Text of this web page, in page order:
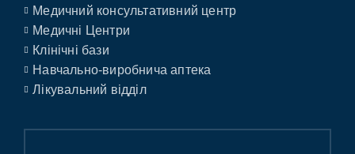
Медичний консультативний центр
Медичні Центри
Клінічні бази
Навчально-виробнича аптека
Лікувальний відділ